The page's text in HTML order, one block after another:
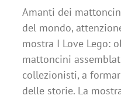
Amanti dei
del mondo,
mostra I Love Lego:
mattoncini
collezionisti, a
delle storie. La